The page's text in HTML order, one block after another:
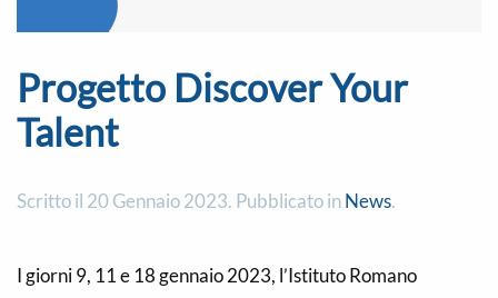
Progetto Discover Your
Talent
Scritto il 20 Gennaio 2023. Pubblicato inNews.
I giorni 9, 11 e 18 gennaio 2023, l’Istituto Romano